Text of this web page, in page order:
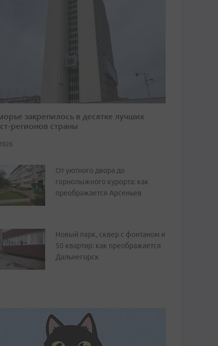
закрепилось в десятке лучших
регионов страны
От уютного двора до
горнолыжного курорта: как
преображается Арсеньев
Новый парк, сквер с фонтаном и
50 квартир: как преображается
Дальнегорск